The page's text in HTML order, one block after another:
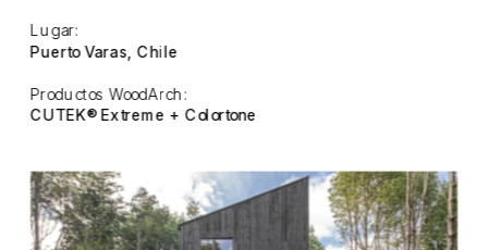
Lugar:
Puerto Varas, Chile
Productos WoodArch:
CUTEK® Extreme + Colortone